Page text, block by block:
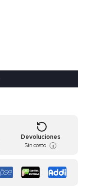
Devoluciones
Sin costo i